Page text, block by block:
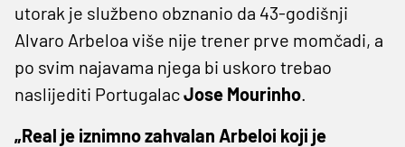
utorak je službeno obznanio da 43-godišnji
Alvaro Arbeloa više nije trener prve momčadi, a
po svim najavama njega bi uskoro trebao
naslijediti PortugalacJose Mourinho.
„Real je iznimno zahvalan Arbeloi koji je